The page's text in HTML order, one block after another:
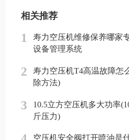
相关推荐
1
寿力空压机维修保养哪家
设备管理系统
2
寿力空压机T4高温故障怎
除方法)
3
10.5立方空压机多大功率
斤压力)
空压机安全阀打开喷油是